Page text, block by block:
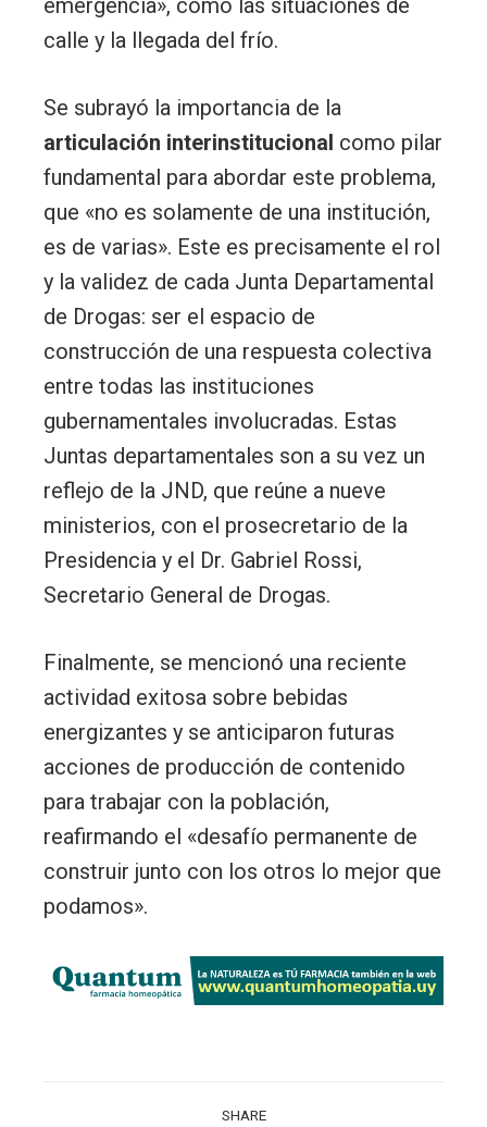
emergencia», como las situaciones de
calle y la llegada del frío.
Se subrayó la importancia de la
articulación interinstitucional como pilar
fundamental para abordar este problema,
que «no es solamente de una institución,
es de varias». Este es precisamente el rol
y la validez de cada Junta Departamental
de Drogas: ser el espacio de
construcción de una respuesta colectiva
entre todas las instituciones
gubernamentales involucradas. Estas
Juntas departamentales son a su vez un
reflejo de la JND, que reúne a nueve
ministerios, con el prosecretario de la
Presidencia y el Dr. Gabriel Rossi,
Secretario General de Drogas.
Finalmente, se mencionó una reciente
actividad exitosa sobre bebidas
energizantes y se anticiparon futuras
acciones de producción de contenido
para trabajar con la población,
reafirmando el «desafío permanente de
construir junto con los otros lo mejor que
podamos».
SHARE